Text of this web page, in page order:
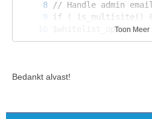
Toon Meer
Bedankt alvast!